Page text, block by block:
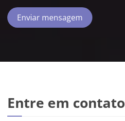
Enviar mensagem
Entre em contato